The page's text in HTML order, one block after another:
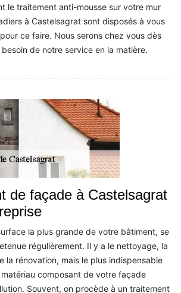
le traitement anti-mousse sur votre mur
à Castelsagrat sont disposés à vous
ce faire. Nous serons chez vous dès
de notre service en la matière.
de façade à Castelsagrat
la plus grande de votre bâtiment, se
régulièrement. Il y a le nettoyage, la
la rénovation, mais le plus indispensable
composant de votre façade
Souvent, on procède à un traitement